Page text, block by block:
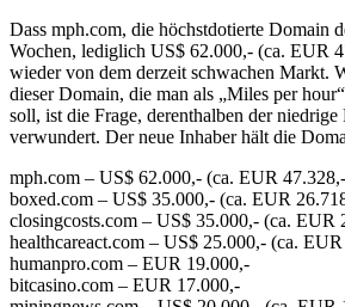
Dass mph.com, die höchstdotierte Domain
Wochen, lediglich US$ 62.000,- (ca. EUR
wieder von dem derzeit schwachen Markt.
dieser Domain, die man als „Miles per
soll, ist die Frage, derenthalben der
verwundert. Der neue Inhaber hält die
mph.com – US$ 62.000,- (ca. EUR
boxed.com – US$ 35.000,- (ca. EUR
closingcosts.com – US$ 35.000,- (ca. EUR
healthcareact.com – US$ 25.000,- (ca.
humanpro.com – EUR 19.000,-
bitcasino.com – EUR 17.000,-